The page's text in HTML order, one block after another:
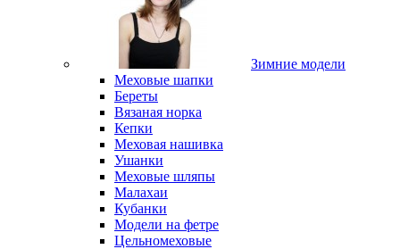
Зимние модели
Меховые шапки
Береты
Вязаная норка
Кепки
Меховая нашивка
Ушанки
Меховые шляпы
Малахаи
Кубанки
Модели на фетре
Цельномеховые